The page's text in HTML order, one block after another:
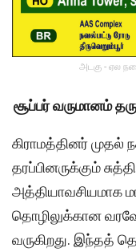
அடகு - ஏல
சூப்பர் வருமானம்
கிராமத்தினர்
தரப்பினருக்கும்
அத்தியாவசியமாக
தொழிலுக்கான
வருகிறது. இந்தத்